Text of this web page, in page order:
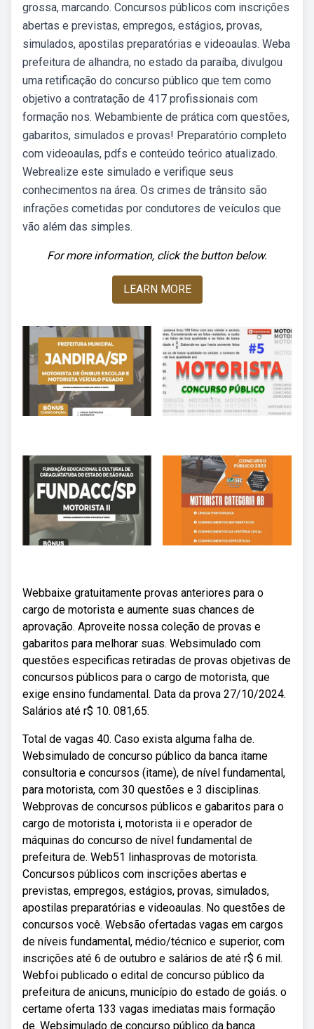
grossa, marcando. Concursos públicos com inscrições
abertas e previstas, empregos, estágios, provas,
simulados, apostilas preparatórias e videoaulas. Weba
prefeitura de alhandra, no estado da paraíba, divulgou
uma retificação do concurso público que tem como
objetivo a contratação de 417 profissionais com
formação nos. Webambiente de prática com questões,
gabaritos, simulados e provas! Preparatório completo
com videoaulas, pdfs e conteúdo teórico atualizado.
Webrealize este simulado e verifique seus
conhecimentos na área. Os crimes de trânsito são
infrações cometidas por condutores de veículos que
vão além das simples.
For more information, click the button below.
LEARN MORE
Webbaixe gratuitamente provas anteriores para o
cargo de motorista e aumente suas chances de
aprovação. Aproveite nossa coleção de provas e
gabaritos para melhorar suas. Websimulado com
questões especificas retiradas de provas objetivas de
concursos públicos para o cargo de motorista, que
exige ensino fundamental. Data da prova 27/10/2024.
Salários até r$ 10. 081,65.
Total de vagas 40. Caso exista alguma falha de.
Websimulado de concurso público da banca itame
consultoria e concursos (itame), de nível fundamental,
para motorista, com 30 questões e 3 disciplinas.
Webprovas de concursos públicos e gabaritos para o
cargo de motorista i, motorista ii e operador de
máquinas do concurso de nível fundamental de
prefeitura de. Web51 linhasprovas de motorista.
Concursos públicos com inscrições abertas e
previstas, empregos, estágios, provas, simulados,
apostilas preparatórias e videoaulas. No questões de
concursos você. Websão ofertadas vagas em cargos
de níveis fundamental, médio/técnico e superior, com
inscrições até 6 de outubro e salários de até r$ 6 mil.
Webfoi publicado o edital de concurso público da
prefeitura de anicuns, município do estado de goiás. o
certame oferta 133 vagas imediatas mais formação
de. Websimulado de concurso público da banca